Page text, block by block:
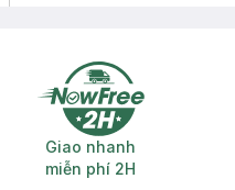
hàng Giao nhanh miễn
Giao nhanh
miễn phí 2H